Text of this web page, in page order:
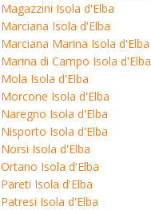
Magazzini Isola d'Elba
Marciana Isola d'Elba
Marciana Marina Isola d'Elba
Marina di Campo Isola d'Elba
Mola Isola d'Elba
Morcone Isola d'Elba
Naregno Isola d'Elba
Nisporto Isola d'Elba
Norsi Isola d'Elba
Ortano Isola d'Elba
Pareti Isola d'Elba
Patresi Isola d'Elba